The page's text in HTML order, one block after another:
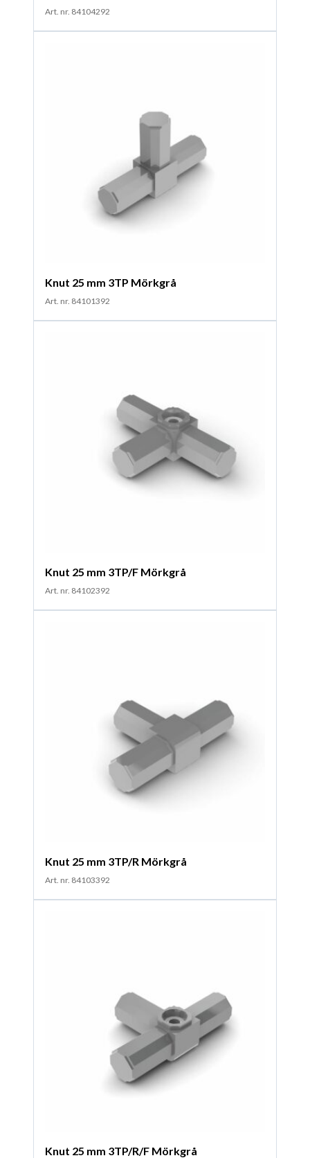
Art. nr. 84104292
Knut 25 mm 3TP Mörkgrå
Art. nr. 84101392
Knut 25 mm 3TP/F Mörkgrå
Art. nr. 84102392
Knut 25 mm 3TP/R Mörkgrå
Art. nr. 84103392
Knut 25 mm 3TP/R/F Mörkgrå